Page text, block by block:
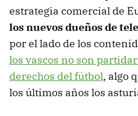
estrategia comercial de
los nuevos dueños de
por el lado de los
los vascos no son
derechos del fútbol, algo
los últimos años los